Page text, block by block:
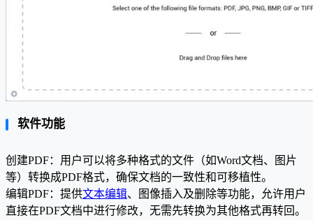
软件功能
创建PDF：用户可以将多种格式的文件（如Word文档、图片
等）转换成PDF格式，确保文档的一致性和可移植性。
编辑PDF：提供文本编辑、图像插入及删除等功能，允许用户
直接在PDF文档中进行修改，无需先转换为其他格式再转回。